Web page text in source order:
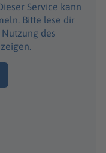
Service kann
Bitte lese dir
des